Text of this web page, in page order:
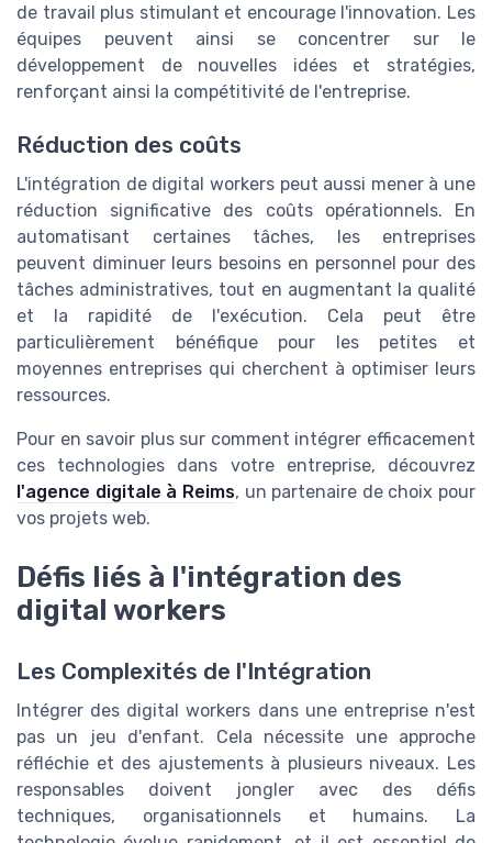
de travail plus stimulant et encourage l'innovation. Les
équipes peuvent ainsi se concentrer sur le
développement de nouvelles idées et stratégies,
renforçant ainsi la compétitivité de l'entreprise.
Réduction des coûts
L'intégration de digital workers peut aussi mener à une
réduction significative des coûts opérationnels. En
automatisant certaines tâches, les entreprises
peuvent diminuer leurs besoins en personnel pour des
tâches administratives, tout en augmentant la qualité
et la rapidité de l'exécution. Cela peut être
particulièrement bénéfique pour les petites et
moyennes entreprises qui cherchent à optimiser leurs
ressources.
Pour en savoir plus sur comment intégrer efficacement
ces technologies dans votre entreprise, découvrez
l'agence digitale à Reims, un partenaire de choix pour
vos projets web.
Défis liés à l'intégration des
digital workers
Les Complexités de l'Intégration
Intégrer des digital workers dans une entreprise n'est
pas un jeu d'enfant. Cela nécessite une approche
réfléchie et des ajustements à plusieurs niveaux. Les
responsables doivent jongler avec des défis
techniques, organisationnels et humains. La